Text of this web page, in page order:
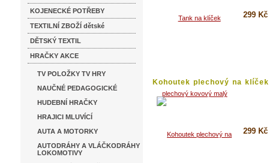
KOJENECKÉ POTŘEBY
TEXTILNÍ ZBOŽÍ dětské
DĚTSKÝ TEXTIL
HRAČKY AKCE
TV POLOŽKY TV HRY
NAUČNÉ PEDAGOGICKÉ
HUDEBNÍ HRAČKY
HRAJICI MLUVÍCÍ
AUTA A MOTORKY
AUTODRÁHY A VLÁČKODRÁHY
LOKOMOTIVY
299 Kč
Kohoutek plechový na
299 Kč